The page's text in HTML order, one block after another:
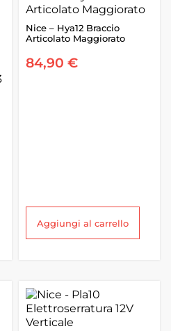
Nice – Hya12 Braccio
Articolato Maggiorato
84,90 €
Aggiungi al carrello